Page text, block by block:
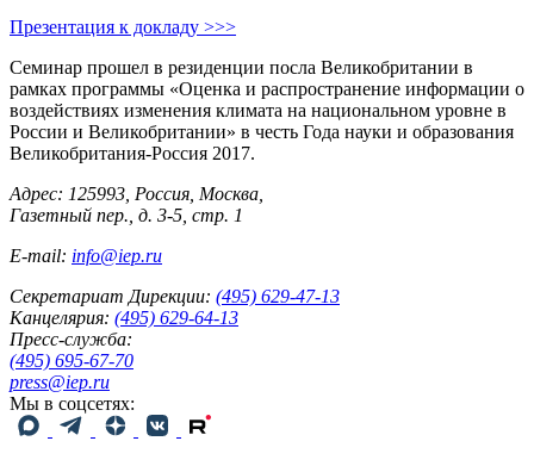
Презентация к докладу >>>
Семинар прошел в резиденции посла Великобритании в
рамках программы «Оценка и распространение информации о
воздействиях изменения климата на национальном уровне в
России и Великобритании» в честь Года науки и образования
Великобритания-Россия 2017.
Адрес: 125993, Россия, Москва,
Газетный пер., д. 3-5, стр. 1
E-mail: info@iep.ru
Секретариат Дирекции: (495) 629-47-13
Канцелярия: (495) 629-64-13
Пресс-служба:
(495) 695-67-70
press@iep.ru
Мы в соцсетях: